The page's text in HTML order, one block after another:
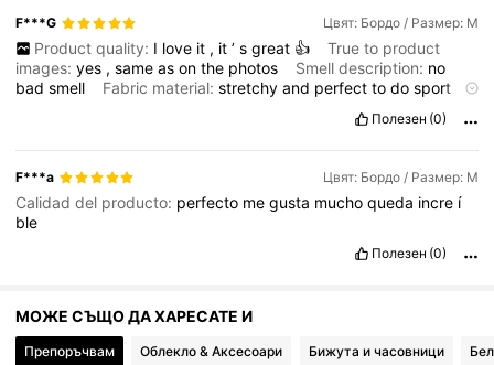
4.85
4.85 58K Последователи
4.85
4.85 58K Последователи
F***G Цвят: Бордо / Размер: М
Product quality: I love it , it ’ s great 👍
True to product
images:yes ,sameasonthe photos Smell description: no
badsmell Fabric material:stretchyand perfecttodosport
Полезен (0)
F***a Цвят: Бордо / Размер: М
Calidad del producto: perfecto megusta muchoqueda incre í
ble
Полезен (0)
МОЖЕ СЪЩО ДА ХАРЕСАТЕ И
Препоръчвам Облекло & Аксесоари Бижута и часовници